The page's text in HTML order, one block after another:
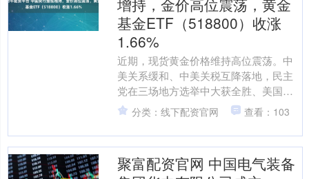
增持，金价高位震荡，黄金
基金ETF（518800）收涨
1.66%
近期，现货黄金价格维持高位震荡。中
美关系缓和、中美关税互降落地，民主
党在三场地方选举中大获全胜、美国政
府停摆或迎来转机，当前的经济数据对
宏观经济指引存在一定矛盾....
分类：线下配资官网 查看：103
聚富配资官网 中国电气装备